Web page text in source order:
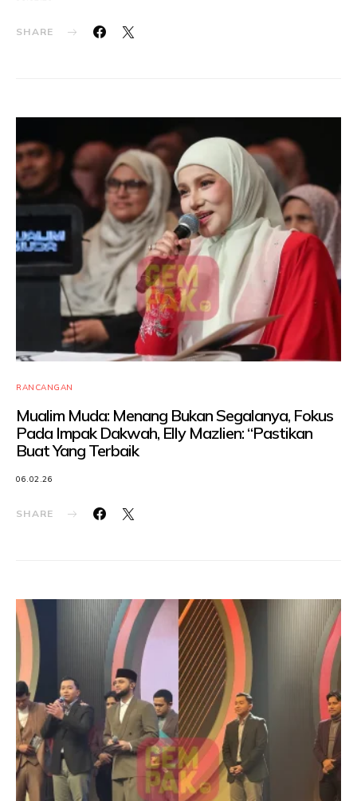
SHARE
RANCANGAN
Mualim Muda: Menang Bukan Segalanya, Fokus
Pada Impak Dakwah, Elly Mazlien: “Pastikan
Buat Yang Terbaik
06.02.26
SHARE